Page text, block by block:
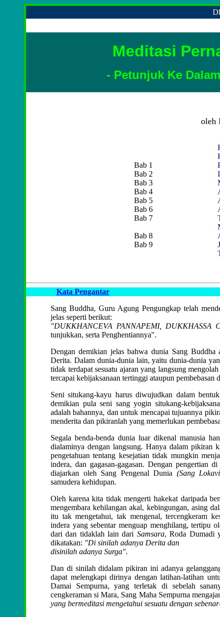
Meditasi
- Petunjuk Ke
oleh
Bab 1
Bab 2
Bab 3
Bab 4
Bab 5
Bab 6
Bab 7
Bab 8
Bab 9
Kata Pengantar
Sang Buddha, Guru Agung Pengungkap telah
jelas seperti berikut:
"DUKKHANCEVA PANNAPEMI, DUKKHASSA
tunjukkan, serta Penghentiannya".
Dengan demikian jelas bahwa dunia Sang
Derita. Dalam dunia-dunia lain, yaitu dunia-dunia
tidak terdapat sesuatu ajaran yang langsung
tercapai kebijaksanaan tertinggi ataupun pembebasan
Seni situkang-kayu harus diwujudkan dalam
demikian pula seni sang yogin situkang-
adalah bahannya, dan untuk mencapai tujuannya
menderita dan pikiranlah yang memerlukan
Segala benda-benda dunia luar dikenal manusia
dialaminya dengan langsung. Hanya dalam pikiran
pengetahuan tentang kesejatian tidak mungkin
indera, dan gagasan-gagasan. Dengan pengertian
diajarkan oleh Sang Pengenal Dunia (Sang
samudera kehidupan.
Oleh karena kita tidak mengerti hakekat daripada
mengembara kehilangan akal, kebingungan, asing
itu tak mengetahui, tak mengenal, tercengkeram
indera yang sebentar menguap menghilang, tertipu
dari dan tidaklah lain dari Samsara, Roda Dumadi
dikatakan: "Di sinilah adanya Derita dan
disinilah adanya Surga".
Dan di sinilah didalam pikiran ini adanya
dapat melengkapi dirinya dengan latihan-latihan
Damai Sempurna, yang terletak di sebelah
cengkeraman si Mara, Sang Maha Sempurna
yang bermeditasi mengetahui sesuatu dengan